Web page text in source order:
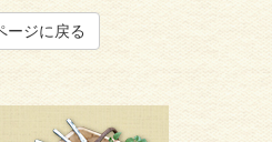
ージに戻る